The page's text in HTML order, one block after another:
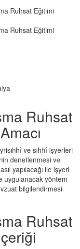
Ruhsat
ve sıhhî işyerleri
denetlenmesi ve
yapılacağı ile işyeri
uygulanacak yöntem
bilgilendirmesi
Ruhsat